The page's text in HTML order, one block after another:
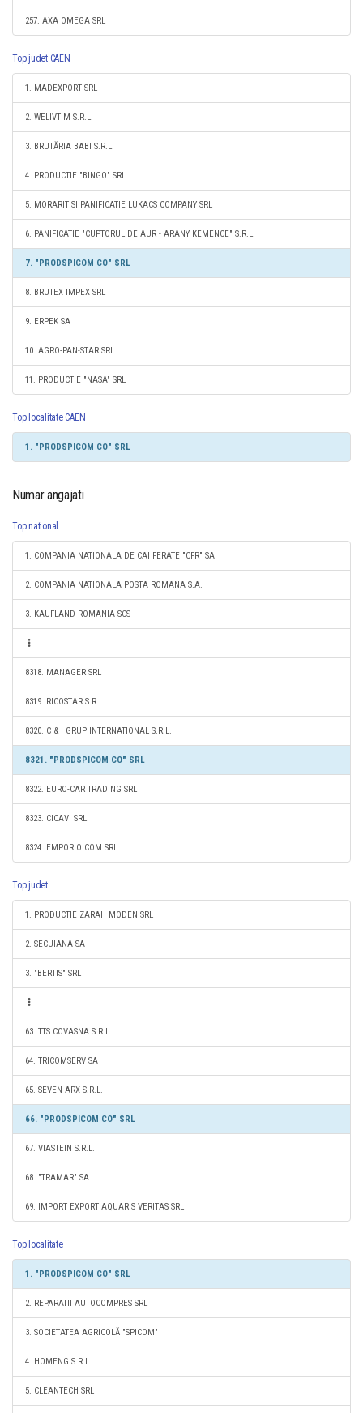
257. AXA OMEGA SRL
Top judet CAEN
1. MADEXPORT SRL
2. WELIVTIM S.R.L.
3. BRUTĂRIA BABI S.R.L.
4. PRODUCTIE "BINGO" SRL
5. MORARIT SI PANIFICATIE LUKACS COMPANY SRL
6. PANIFICATIE "CUPTORUL DE AUR - ARANY KEMENCE" S.R.L.
7. "PRODSPICOM CO" SRL
8. BRUTEX IMPEX SRL
9. ERPEK SA
10. AGRO-PAN-STAR SRL
11. PRODUCTIE "NASA" SRL
Top localitate CAEN
1. "PRODSPICOM CO" SRL
Numar angajati
Top national
1. COMPANIA NATIONALA DE CAI FERATE "CFR" SA
2. COMPANIA NATIONALA POSTA ROMANA S.A.
3. KAUFLAND ROMANIA SCS
8318. MANAGER SRL
8319. RICOSTAR S.R.L.
8320. C & I GRUP INTERNATIONAL S.R.L.
8321. "PRODSPICOM CO" SRL
8322. EURO-CAR TRADING SRL
8323. CICAVI SRL
8324. EMPORIO COM SRL
Top judet
1. PRODUCTIE ZARAH MODEN SRL
2. SECUIANA SA
3. "BERTIS" SRL
63. TTS COVASNA S.R.L.
64. TRICOMSERV SA
65. SEVEN ARX S.R.L.
66. "PRODSPICOM CO" SRL
67. VIASTEIN S.R.L.
68. "TRAMAR" SA
69. IMPORT EXPORT AQUARIS VERITAS SRL
Top localitate
1. "PRODSPICOM CO" SRL
2. REPARATII AUTOCOMPRES SRL
3. SOCIETATEA AGRICOLĂ "SPICOM"
4. HOMENG S.R.L.
5. CLEANTECH SRL